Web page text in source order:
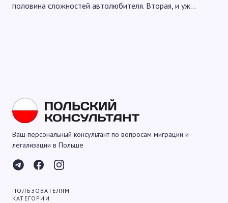
половина сложностей автолюбителя. Вторая, и уж…
Ваш персональный консультант по вопросам миграции и
легализации в Польше
ПОЛЬЗОВАТЕЛЯМ
КАТЕГОРИИ